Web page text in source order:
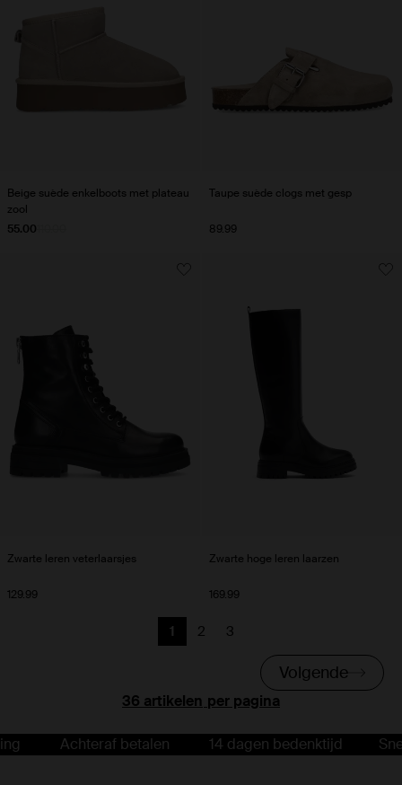
Beige suède enkelboots met plateau
zool
55.00
Taupe suède clogs met gesp
89.99
Zwarte leren veterlaarsjes
129.99
Zwarte hoge leren laarzen
169.99
per pagina
Huidige pagina
1
Vorige
2
Vorige
3
Volgende
Achteraf betalen 14 dagen bedenktijd Snelle